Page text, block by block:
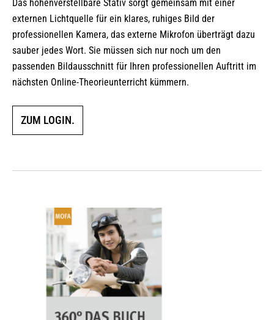
Das höhenverstellbare Stativ sorgt gemeinsam mit einer
externen Lichtquelle für ein klares, ruhiges Bild der
professionellen Kamera, das externe Mikrofon überträgt dazu
sauber jedes Wort. Sie müssen sich nur noch um den
passenden Bildausschnitt für Ihren professionellen Auftritt im
nächsten Online-Theorieunterricht kümmern.
ZUM LOGIN.